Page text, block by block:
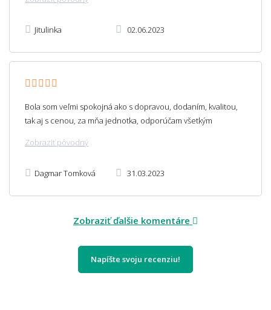
Jitulinka 02.06.2023
Bola som veľmi spokojná ako s dopravou, dodaním, kvalitou,
tak aj s cenou, za mňa jednotka, odporúčam všetkým
Zobraziť pôvodný
Dagmar Tomková 31.03.2023
Zobraziť ďalšie komentáre
Napíšte svoju recenziu!